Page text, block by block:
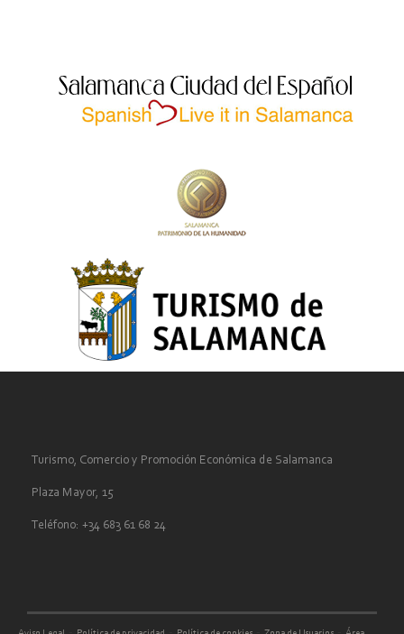
Turismo, Comercio y Promoción Económica de Salamanca
Plaza Mayor, 15
Teléfono: +34 683 61 68 24